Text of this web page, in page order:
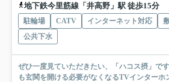
地下鉄今里筋線「井高野」駅 徒歩15分
駐輪場 CATV インターネット対応
公共下水
ぜひ一度見ていただきたい、「ハコス摂」で
も玄関を開ける必要がなくなるTVインターホ